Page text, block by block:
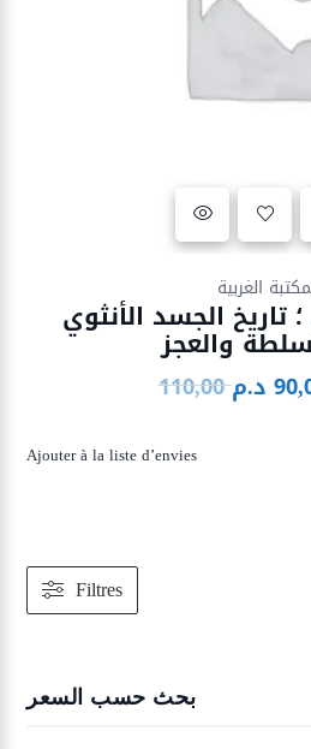
الغربية
الجسد الأنثوي
والعجز
110,00
Ajouter à la liste d’envies
Filtres
بحث حسب السعر